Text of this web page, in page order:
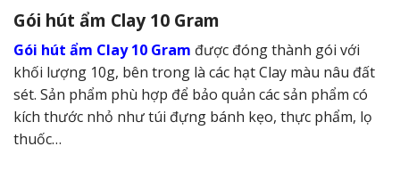
Gói hút ẩm Clay 10 Gram
Gói hút ẩm Clay 10 Gram được đóng thành gói với
khối lượng 10g, bên trong là các hạt Clay màu nâu đất
sét. Sản phẩm phù hợp để bảo quản các sản phẩm có
kích thước nhỏ như túi đựng bánh kẹo, thực phẩm, lọ
thuốc…